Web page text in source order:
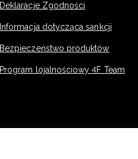
Deklaracje Zgodności
Informacja dotycząca sankcji
Bezpieczeństwo produktów
Program lojalnościowy 4F Team